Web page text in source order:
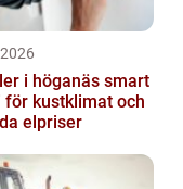
i höganäs smart
för kustklimat och
elpriser